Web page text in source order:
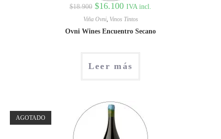
$18.900 $16.100 IVA incl.
Viña Ovni, Vinos Tintos
Ovni Wines Encuentro Secano
Leer más
AGOTADO